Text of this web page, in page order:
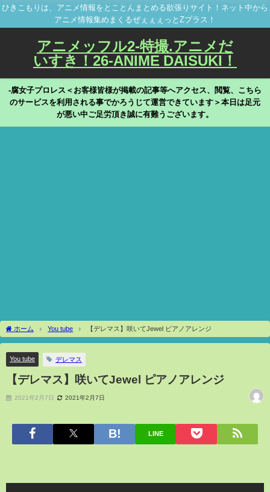
ひきこもりは、アニメ情報をとことんまとめる欲張りサイト！ネット中から
アニメ情報集めまくるぜぇぇぇっとZプラス！
アニメッフル2-特撮.アニメだ
いすき！26-ANIME DAISUKI！
-腐女子プロレス＜お客様皆様が掲載の記事等へアクセス、閲覧、こちら
のサービスを利用される事でかろうじて運営できています＞本日は足元
が悪い中ご足労頂き誠に有難うございます。
ホーム You tube 【デレマス】咲いてJewel ピアノアレンジ
You tube デレマス
【デレマス】咲いてJewel ピアノアレンジ
2021年2月7日 2021年2月7日
LINE